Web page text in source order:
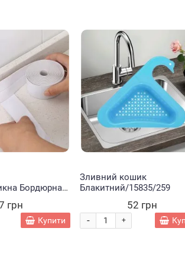
Хіт
Бордюрна
грн
Купити
Зливний кошик
Блакитний/15835/259
52 грн
+
-